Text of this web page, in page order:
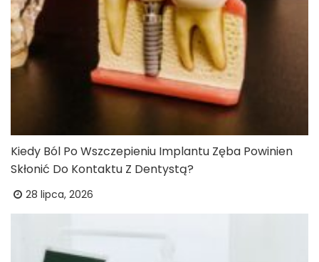
Kiedy Ból Po Wszczepieniu Implantu Zęba Powinien
Skłonić Do Kontaktu Z Dentystą?
28 lipca, 2026